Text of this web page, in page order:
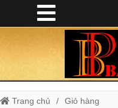
Trang chủ Giỏ hàng